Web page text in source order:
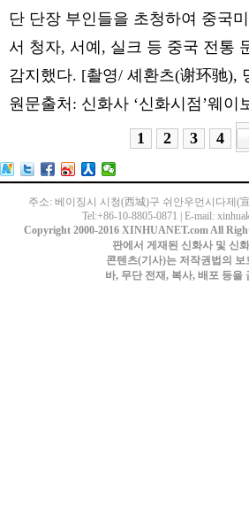
단 단장 부인들을 초청하여 중국
서 청자, 서예, 실크 등 중국 전통
감지했다. [촬영/ 셰환츠(谢环驰),
원문출처: 신화사 ‘신화시점’웨이
1
2 3 4
주소: 베이징시 시청(西城)구 쉬안우먼시다제(
Tel:+86-10-8805-0871 | E-mail:
Copyright 2000-2016 XINHUANET.com All
판에서 게재된 신화사 및 신
콘텐츠(기사)는 저작권법의 보
바, 무단 전재, 복사, 배포 등을